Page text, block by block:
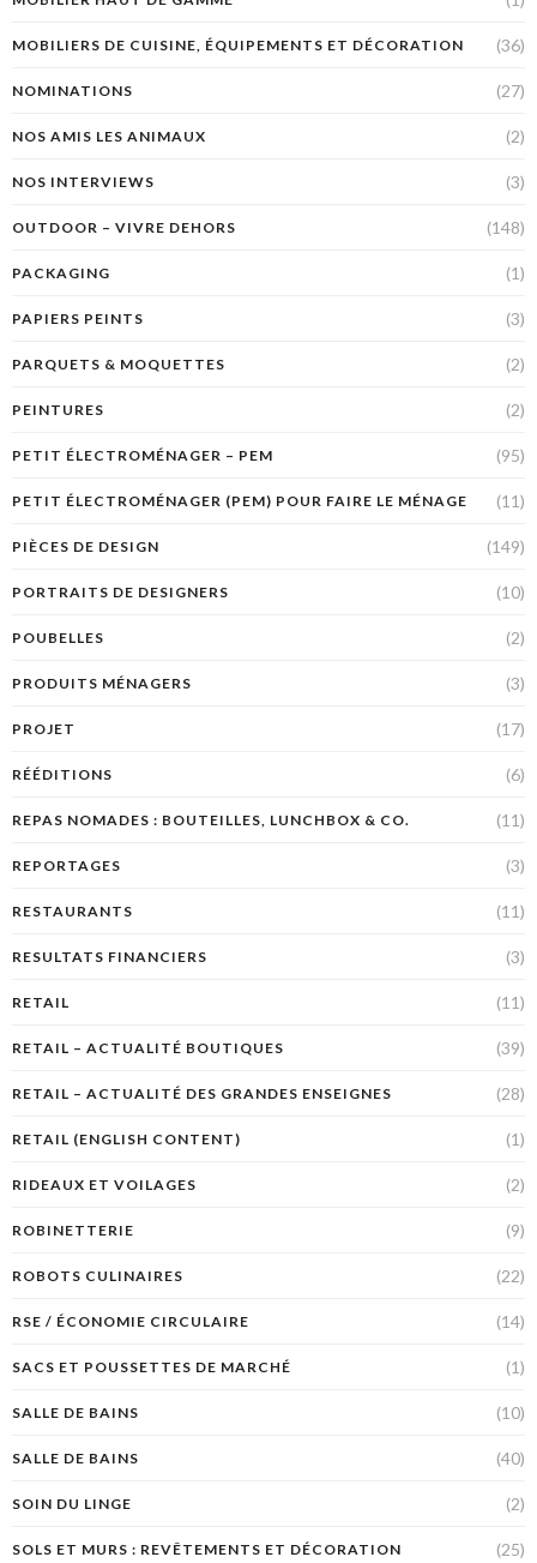
MOBILIERS DE CUISINE, ÉQUIPEMENTS ET DÉCORATION (36)
NOMINATIONS (27)
NOS AMIS LES ANIMAUX (2)
NOS INTERVIEWS (3)
OUTDOOR – VIVRE DEHORS (148)
PACKAGING (1)
PAPIERS PEINTS (3)
PARQUETS & MOQUETTES (2)
PEINTURES (2)
PETIT ÉLECTROMÉNAGER – PEM (95)
PETIT ÉLECTROMÉNAGER (PEM) POUR FAIRE LE MÉNAGE (11)
PIÈCES DE DESIGN (149)
PORTRAITS DE DESIGNERS (10)
POUBELLES (2)
PRODUITS MÉNAGERS (3)
PROJET (17)
RÉÉDITIONS (6)
REPAS NOMADES : BOUTEILLES, LUNCHBOX & CO. (11)
REPORTAGES (3)
RESTAURANTS (11)
RESULTATS FINANCIERS (3)
RETAIL (11)
RETAIL – ACTUALITÉ BOUTIQUES (39)
RETAIL – ACTUALITÉ DES GRANDES ENSEIGNES (28)
RETAIL (ENGLISH CONTENT) (1)
RIDEAUX ET VOILAGES (2)
ROBINETTERIE (9)
ROBOTS CULINAIRES (22)
RSE / ÉCONOMIE CIRCULAIRE (14)
SACS ET POUSSETTES DE MARCHÉ (1)
SALLE DE BAINS (10)
SALLE DE BAINS (40)
SOIN DU LINGE (2)
SOLS ET MURS : REVÊTEMENTS ET DÉCORATION (25)